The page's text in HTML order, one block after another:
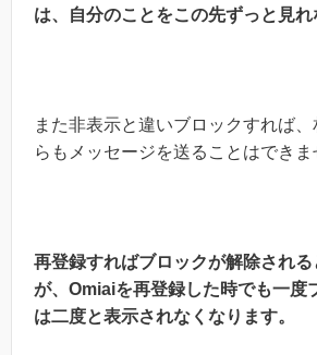
は、自分のことをこの先ずっと見れ
また非表示と違いブロックすれば
らもメッセージを送ることはできま
再登録すればブロックが解除され
が、 Omiaiを再登録した時でも一度
は二度と表示されなくなります。